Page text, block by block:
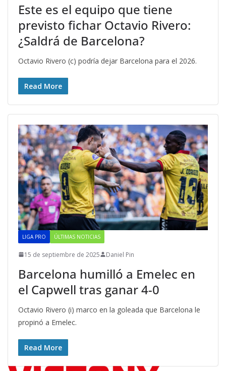
Este es el equipo que tiene
previsto fichar Octavio Rivero:
¿Saldrá de Barcelona?
Octavio Rivero (c) podría dejar Barcelona para el 2026.
Read More
LIGA PRO ÚLTIMAS NOTICIAS
15 de septiembre de 2025 Daniel Pin
Barcelona humilló a Emelec en
el Capwell tras ganar 4-0
Octavio Rivero (i) marco en la goleada que Barcelona le
propinó a Emelec.
Read More